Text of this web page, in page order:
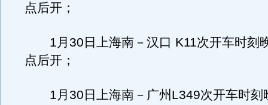
点后开；
1月30日上海南－汉口 K11次开车时刻
点后开；
1月30日上海南－广州L349次开车时刻